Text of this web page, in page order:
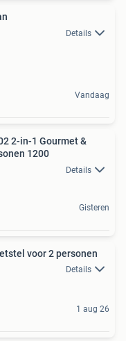
Details
Vandaag
2-in-1 Gourmet &
1200
Details
Gisteren
voor 2 personen
Details
1 aug 26